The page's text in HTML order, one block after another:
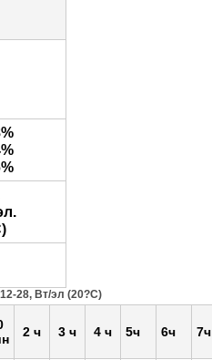
28, Вт/эл (20?С)
2 ч 3 ч 4 ч 5ч 6ч 7ч